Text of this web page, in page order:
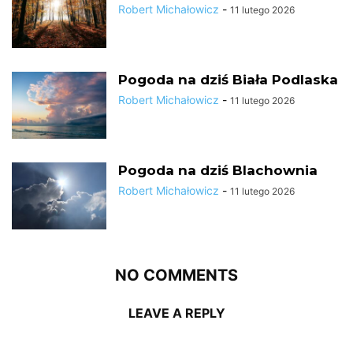
Robert Michałowicz - 11 lutego 2026
Pogoda na dziś Biała Podlaska
Robert Michałowicz - 11 lutego 2026
Pogoda na dziś Blachownia
Robert Michałowicz - 11 lutego 2026
NO COMMENTS
LEAVE A REPLY